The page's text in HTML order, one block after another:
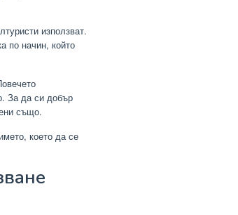
използват.
по начин, който
За да си добър
също.
което да се